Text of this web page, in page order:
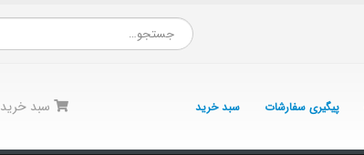
پیگیری سفارشات سبد خرید سبد خرید